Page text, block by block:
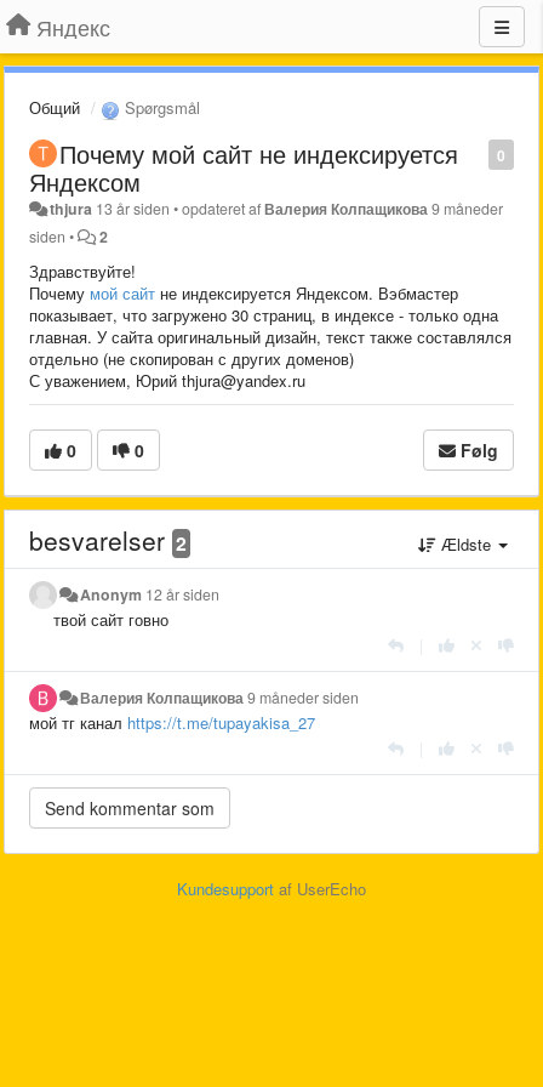
Яндекс
Общий Spørgsmål
0
Почему ​мой сайт не индексируется
Яндексом
thjura 13 år siden •opdateret afВалерия Колпащикова 9 måneder
siden • 2
Здравствуйте!
Почему мой сайт не индексируется Яндексом. Вэбмастер
показывает, что загружено 30 страниц, в индексе - только одна
главная. У сайта оригинальный дизайн, текст также составлялся
отдельно (не скопирован с других доменов)
С уважением, Юрий thjura@yandex.ru
0 0 Følg
besvarelser 2 Ældste
Anonym 12 år siden
твой сайт говно
Валерия Колпащикова 9 måneder siden
мой тг канал https://t.me/tupayakisa_27
Kundesupport af UserEcho